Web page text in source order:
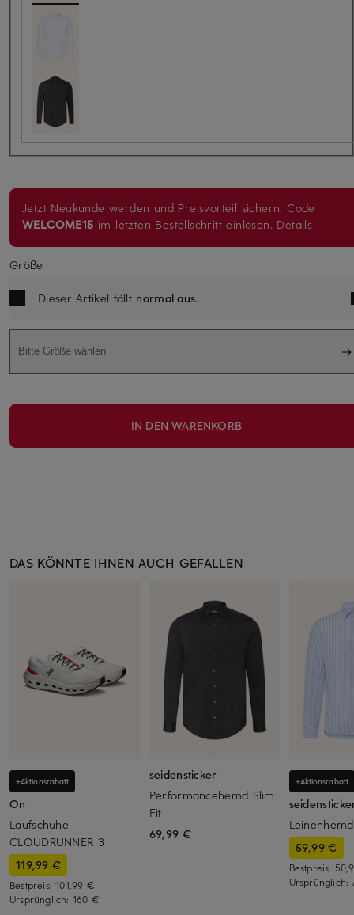
Jetzt Neukunde werden und Preisvorteil sichern. Code
WELCOME15 im letzten Bestellschritt einlösen. Details
Größe
Dieser Artikel fällt normal aus.
Bitte Größe wählen
IN DEN WARENKORB
DAS KÖNNTE IHNEN AUCH GEFALLEN
+Aktionsrabatt
On
Laufschuhe
CLOUDRUNNER 3
119,99 €
Bestpreis:101,99 €
Ursprünglich: 160 €
seidensticker
Performancehemd Slim
Fit
69,99 €
+Aktionsrabatt
59,99 €
Bestpreis:
Ursprünglich: